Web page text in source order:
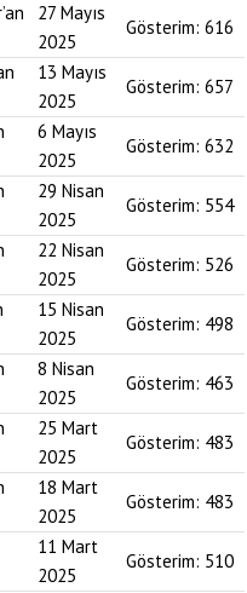
27 Mayıs
2025
Gösterim: 616
13 Mayıs
2025
Gösterim: 657
6 Mayıs
2025
Gösterim: 632
29 Nisan
2025
Gösterim: 554
22 Nisan
2025
Gösterim: 526
15 Nisan
2025
Gösterim: 498
8 Nisan
2025
Gösterim: 463
25 Mart
2025
Gösterim: 483
18 Mart
2025
Gösterim: 483
11 Mart
2025
Gösterim: 510